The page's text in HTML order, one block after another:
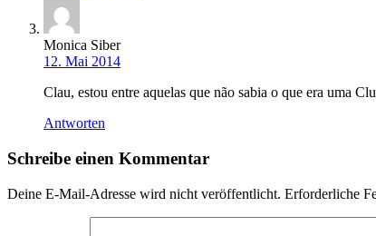
Monica Siber
12. Mai 2014
Clau, estou entre aquelas que não sabia o que era uma
Antworten
Schreibe einen Kommentar
Deine E-Mail-Adresse wird nicht veröffentlicht. Erforderliche